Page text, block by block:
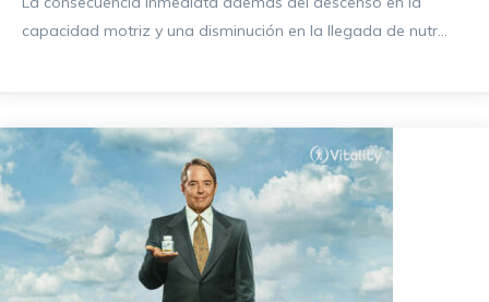
capacidad motriz y una disminución en la llegada de nutr...